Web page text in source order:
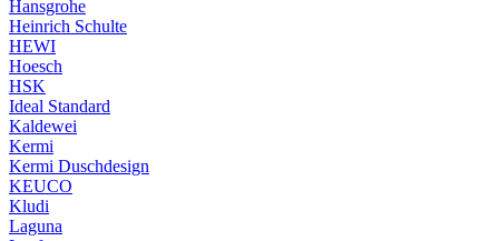
Hansgrohe
Heinrich Schulte
HEWI
Hoesch
HSK
Ideal Standard
Kaldewei
Kermi
Kermi Duschdesign
KEUCO
Kludi
Laguna